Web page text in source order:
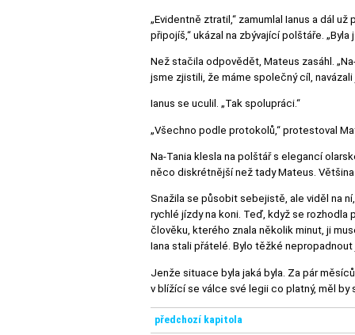
„Evidentně ztratil,“ zamumlal Ianus a dál
připojíš,“ ukázal na zbývající polštáře. „Byla
Než stačila odpovědět, Mateus zasáhl.
jsme zjistili, že máme společný cíl, navázali
Ianus se uculil. „Tak spolupráci.“
„Všechno podle protokolů,“ protestoval
Na-Tania klesla na polštář s elegancí
něco diskrétnější než tady Mateus.
Snažila se působit sebejistě, ale viděl na
rychlé jízdy na koni. Teď, když se
člověku, kterého znala několik minut, ji
Iana stali přátelé. Bylo těžké nepropadnout
Jenže situace byla jaká byla. Za pár
v blížící se válce své legii co platný, měl by
předchozí kapitola